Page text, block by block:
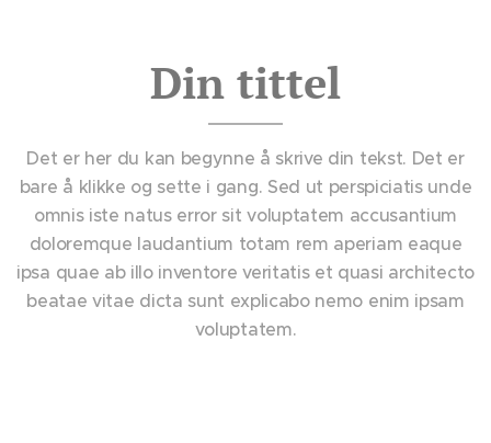
Din tittel
Det er her du kan begynne å skrive din tekst. Det er
bare å klikke og sette i gang. Sed ut perspiciatis unde
omnis iste natus error sit voluptatem accusantium
doloremque laudantium totam rem aperiam eaque
ipsa quae ab illo inventore veritatis et quasi architecto
beatae vitae dicta sunt explicabo nemo enim ipsam
voluptatem.